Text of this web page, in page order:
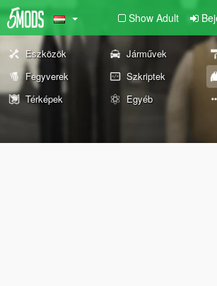
Show Adult
Eszközök Járművek
Fegyverek
Szkriptek
Térképek
Egyéb